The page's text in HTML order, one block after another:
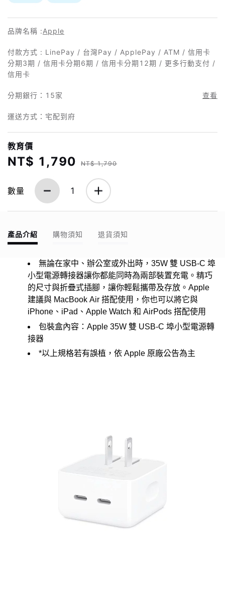
品牌名稱 :Apple
付款方式 : LinePay / 台灣Pay / ApplePay / ATM / 信用卡
分期3期 / 信用卡分期6期 / 信用卡分期12期 / 更多行動支付 /
信用卡
分期銀行： 15家 查看
運送方式：宅配到府
教育價
NT$ 1,790 NT$ 1,790
數量 1
產品介紹 購物須知 退貨須知
無論在家中、辦公室或外出時，35W 雙 USB-C 埠
小型電源轉接器讓你都能同時為兩部裝置充電。精巧
的尺寸與折疊式插腳，讓你輕鬆攜帶及存放。Apple
建議與 MacBook Air 搭配使用，你也可以將它與
iPhone、iPad、Apple Watch 和 AirPods 搭配使用
包裝盒內容： Apple 35W 雙 USB-C 埠小型電源轉
接器
*以上規格若有誤植，依 Apple 原廠公告為主